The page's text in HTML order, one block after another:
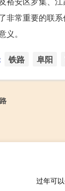
非常重要的联
。
铁路 阜阳
过年可